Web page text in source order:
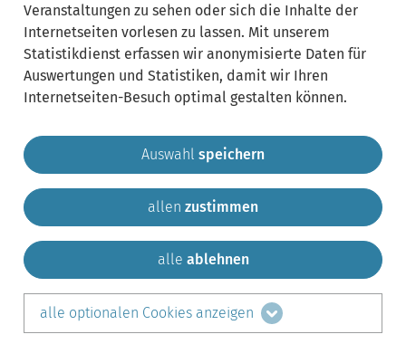
Gemeinde Krailling Impressum
Sitemap
Kontakt
teilen auf:
LinkedIn
Veranstaltungen zu sehen oder sich die Inhalte der
Internetseiten vorlesen zu lassen. Mit unserem
Statistikdienst erfassen wir anonymisierte Daten für
Auswertungen und Statistiken, damit wir Ihren
Internetseiten-Besuch optimal gestalten können.
Auswahl speichern
allen zustimmen
alle ablehnen
alle optionalen Cookies anzeigen